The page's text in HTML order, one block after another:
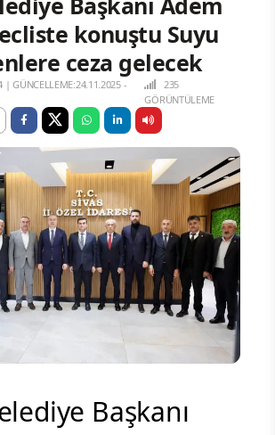
konuştu Suyu
ceza gelecek
|GÜNCELLEME:24.11.2025 -
235
GÖRÜNTÜLEME
Başkanı